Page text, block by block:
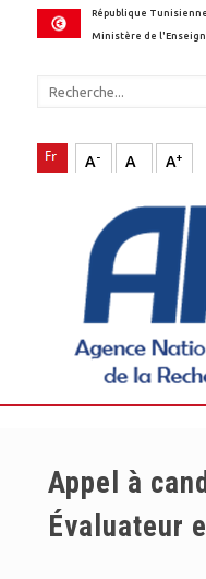
République Tunisienne
Ministère de
A- A A+
Appel à
Évaluateur